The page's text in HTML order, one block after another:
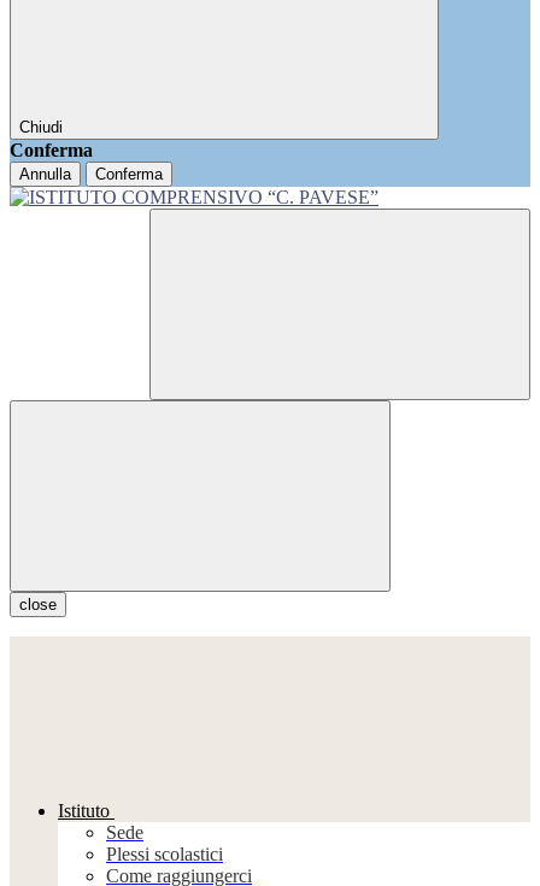
Chiudi
Conferma
Annulla Conferma
close
Istituto
Sede
Plessi scolastici
Come raggiungerci